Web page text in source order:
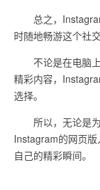
总之，
时随地畅游这个社
不论是在电脑上
精彩内容，
选择。
所以，无论是为
Instagram的网页
自己的精彩瞬间。